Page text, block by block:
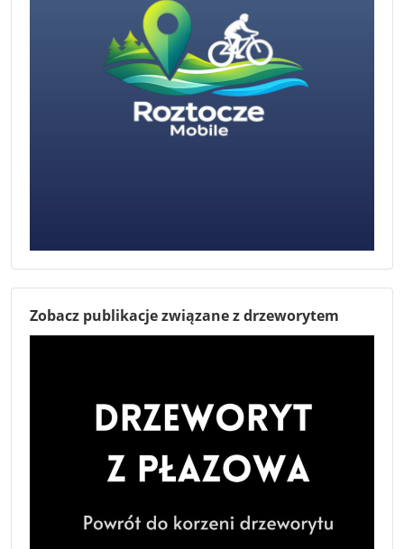
Zobacz publikacje związane z drzeworytem